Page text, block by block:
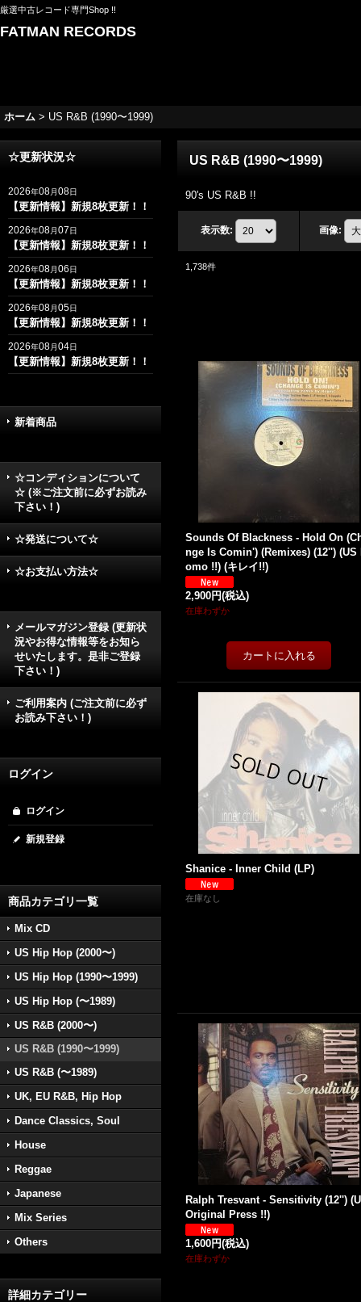
厳選中古レコード専門Shop !!
FATMAN RECORDS
ホーム > US R&B (1990〜1999)
☆更新状況☆
2026年08月08日
【更新情報】新規8枚更新！！
2026年08月07日
【更新情報】新規8枚更新！！
2026年08月06日
【更新情報】新規8枚更新！！
2026年08月05日
【更新情報】新規8枚更新！！
2026年08月04日
【更新情報】新規8枚更新！！
新着商品
☆コンディションについて
☆ (※ご注文前に必ずお読み
下さい！)
☆発送について☆
☆お支払い方法☆
メールマガジン登録 (更新状
況やお得な情報等をお知ら
せいたします。是非ご登録
下さい！)
ご利用案内 (ご注文前に必ず
お読み下さい！)
ログイン
ログイン
新規登録
商品カテゴリ一覧
Mix CD
US Hip Hop (2000〜)
US Hip Hop (1990〜1999)
US Hip Hop (〜1989)
US R&B (2000〜)
US R&B (1990〜1999)
US R&B (〜1989)
UK, EU R&B, Hip Hop
Dance Classics, Soul
House
Reggae
Japanese
Mix Series
Others
詳細カテゴリー
US R&B (1990〜1999)
90's US R&B !!
表示数: 画像:
1,738件
Sounds Of Blackness - Hold On
nge Is Comin') (Remixes) (12'') (US
omo !!) (キレイ!!)
2,900円(税込)
在庫わずか
Shanice - Inner Child (LP)
在庫なし
Ralph Tresvant - Sensitivity (12'')
Original Press !!)
1,600円(税込)
在庫わずか